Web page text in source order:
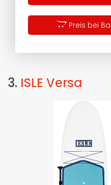
Preis bei
3. ISLE Versa